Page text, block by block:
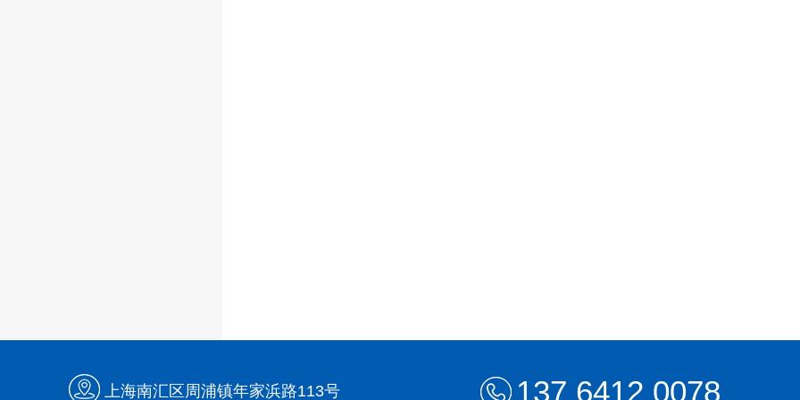
上海南汇区周浦镇年家浜路113号 137 6412 0078